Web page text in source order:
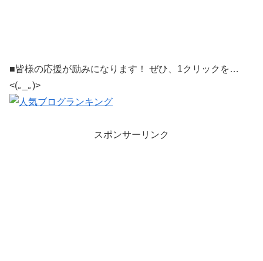
■皆様の応援が励みになります！ ぜひ、1クリックを…
<(｡_｡)>
スポンサーリンク